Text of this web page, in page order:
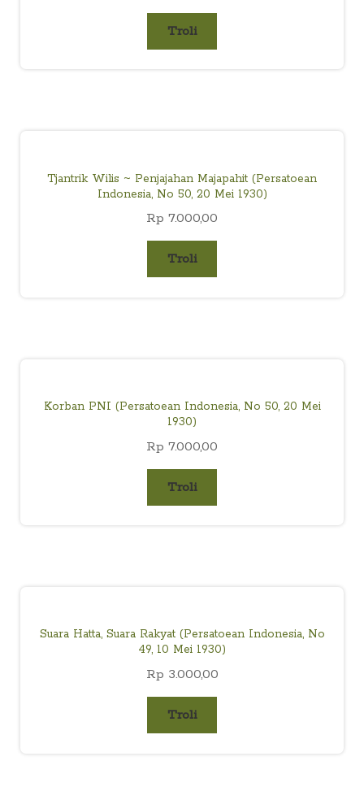
Troli
Tjantrik Wilis ~ Penjajahan Majapahit (Persatoean
Indonesia, No 50, 20 Mei 1930)
Rp 7.000,00
Troli
Korban PNI (Persatoean Indonesia, No 50, 20 Mei
1930)
Rp 7.000,00
Troli
Suara Hatta, Suara Rakyat (Persatoean Indonesia, No
49, 10 Mei 1930)
Rp 3.000,00
Troli